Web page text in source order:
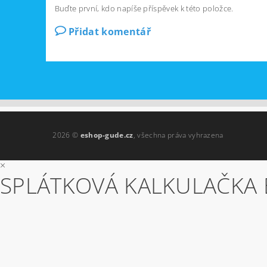
Buďte první, kdo napíše příspěvek k této položce.
Přidat komentář
2026 © eshop-gude.cz, všechna práva vyhrazena
×
SPLÁTKOVÁ KALKULAČKA